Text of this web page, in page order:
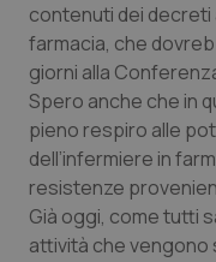
Salute orale &
Sangue &
Tiroide
Tumore al
contenuti dei decreti
farmacia, che
giorni alla
Spero anche che in
pieno respiro alle
dell’infermiere in
resistenze
Già oggi, come tutti
attività che